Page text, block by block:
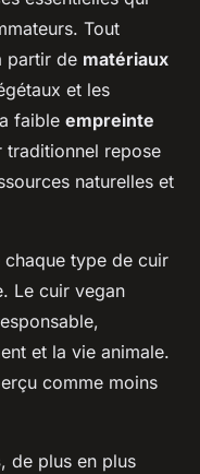
Tout
partir de matériaux
et les
faible empreinte
traditionnel repose
naturelles et
chaque type de cuir
Le cuir vegan
et la vie animale.
comme moins
, de plus en plus